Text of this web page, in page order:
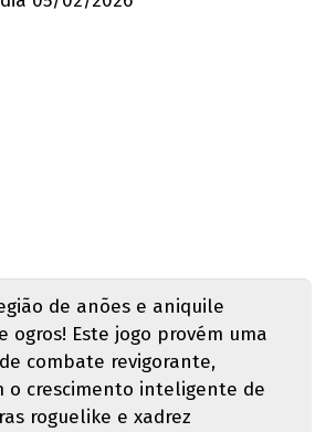
de anões e aniquile
ogros! Este jogo provém uma
combate revigorante,
o crescimento inteligente de
roguelike e xadrez